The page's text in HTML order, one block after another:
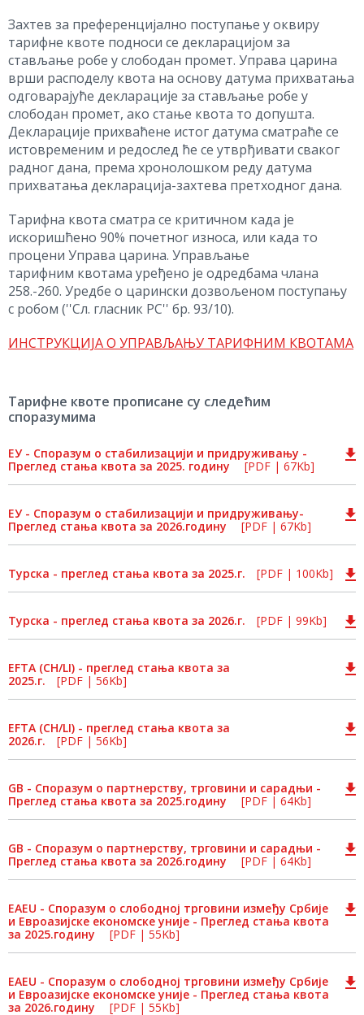
Захтев за преференцијално поступање у оквиру
тарифне квоте подноси се декларацијом за
стављање робе у слободан промет. Управа царина
врши расподелу квота на основу датума прихватања
одговарајуће декларације за стављање робе у
слободан промет, ако стање квота то допушта.
Декларације прихваћене истог датума сматраће се
истовременим и редослед ће се утврђивати сваког
радног дана, према хронолошком реду датума
прихватања декларација-захтева претходног дана.
Тарифна квота сматра се критичном када је
искоришћено 90% почетног износа, или када то
процени Управа царина. Управљање
тарифним квотама уређено је одредбама члана
258.-260. Уредбе о царински дозвољеном поступању
с робом (''Сл. гласник РС'' бр. 93/10).
ИНСТРУКЦИЈА О УПРАВЉАЊУ ТАРИФНИМ КВОТАМА
Тарифне квоте прописане су следећим
споразумима
ЕУ - Споразум о стабилизацији и придруживању -
Преглед стања квота за 2025. годину
[PDF | 67Kb]
ЕУ - Споразум о стабилизацији и придруживању-
Преглед стања квота за 2026.годину
[PDF | 67Kb]
Турска - преглед стања квота за 2025.г. [PDF | 100Kb]
Турска - преглед стања квота за 2026.г. [PDF | 99Kb]
EFTA (CH/LI) - преглед стања квота за
2025.г.
[PDF | 56Kb]
EFTA (CH/LI) - преглед стања квота за
2026.г.
[PDF | 56Kb]
GB - Споразум о партнерству, трговини и сарадњи -
Преглед стања квота за 2025.годину
[PDF | 64Kb]
GB - Споразум о партнерству, трговини и сарадњи -
Преглед стања квота за 2026.годину
[PDF | 64Kb]
EAEU - Споразум о слободној трговини између Србије
и Евроазијске економске уније - Преглед стања квота
за 2025.годину
[PDF | 55Kb]
EAEU - Споразум о слободној трговини између Србије
и Евроазијске економске уније - Преглед стања квота
за 2026.годину
[PDF | 55Kb]